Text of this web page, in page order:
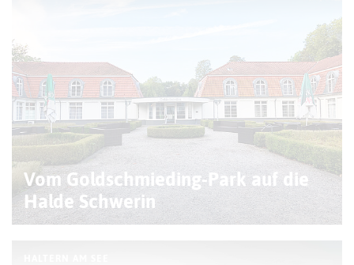
Vom Goldschmieding-Park auf die
Halde Schwerin